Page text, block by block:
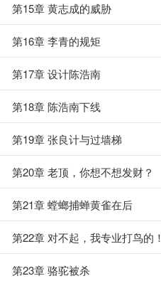
第15章 黄志成的威胁
第16章 李青的规矩
第17章 设计陈浩南
第18章 陈浩南下线
第19章 张良计与过墙梯
第20章 老顶，你想不想发财？
第21章 螳螂捕蝉黄雀在后
第22章 对不起，我专业打鸟的！
第23章 骆驼被杀